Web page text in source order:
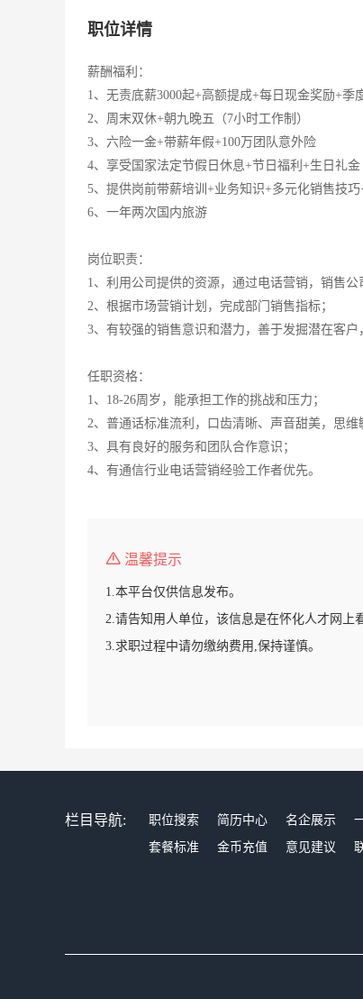
职位详情
薪酬福利：
1、无责底薪3000起+高额提成+每日现金奖励+季
2、周末双休+朝九晚五（7小时工作制）
3、六险一金+带薪年假+100万团队意外险
4、享受国家法定节假日休息+节日福利+生日礼金
5、提供岗前带薪培训+业务知识+多元化销售技巧
6、一年两次国内旅游
岗位职责：
1、利用公司提供的资源，通过电话营销，销售公
2、根据市场营销计划，完成部门销售指标；
3、有较强的销售意识和潜力，善于发掘潜在客户
任职资格：
1、18-26周岁，能承担工作的挑战和压力；
2、普通话标准流利，口齿清晰、声音甜美，思维
3、具有良好的服务和团队合作意识；
4、有通信行业电话营销经验工作者优先。
温馨提示
1.本平台仅供信息发布。
2.请告知用人单位，该信息是在怀化人才网上
3.求职过程中请勿缴纳费用,保持谨慎。
栏目导航: 职位搜索 简历中心 名企展示
套餐标准
金币充值 意见建议